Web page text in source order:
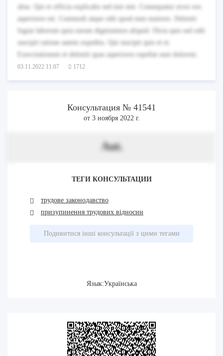
alias. Qui et officia explicabo sed nisi sint. Consequatur error eos
asperiores est. Commodi atque odit quod eum maiores. Deleniti
fugiat laborum quia earum dignissimos aliquid. Dicta quis sed odit
suscipit ratione autem expedita. Qui suscipit quis et et.
Exercitationem et deleniti quas asperiores repellat sunt dolorem.
03.11.2022 11:07 1712
Консультация № 41541
от 3 ноября 2022 г.
Aut.
ТЕГИ КОНСУЛЬТАЦИИ
трудове законодавство
призупинення трудових відносин
Подивитися інші консультації з цими тегами
Язык:Українська